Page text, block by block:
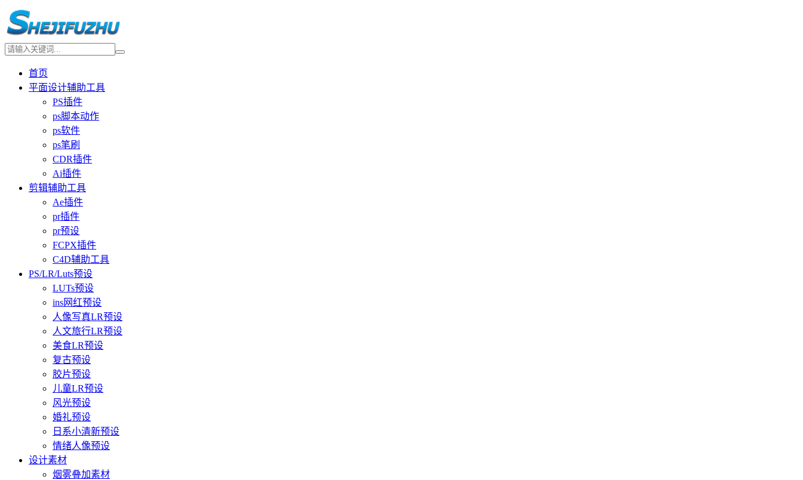
首页
平面设计辅助工具
PS插件
ps脚本动作
ps软件
ps笔刷
CDR插件
Ai插件
剪辑辅助工具
Ae插件
pr插件
pr预设
FCPX插件
C4D辅助工具
PS/LR/Luts预设
LUTs预设
ins网红预设
人像写真LR预设
人文旅行LR预设
美食LR预设
复古预设
胶片预设
儿童LR预设
风光预设
婚礼预设
日系小清新预设
情绪人像预设
设计素材
烟雾叠加素材